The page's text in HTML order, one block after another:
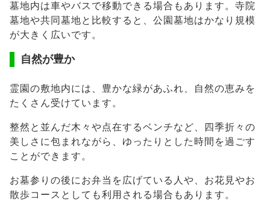
墓地内は車やバスで移動できる場合もあります。寺院
墓地や共同墓地と比較すると、公園墓地はかなり規模
が大きく広いです。
自然が豊か
霊園の敷地内には、豊かな緑があふれ、自然の恵みを
たくさん受けています。
整然と並んだ木々や点在するベンチなど、四季折々の
美しさに包まれながら、ゆったりとした時間を過ごす
ことができます。
お墓参りの後にお弁当を広げている人や、お花見やお
散歩コースとしても利用される場合もあります。